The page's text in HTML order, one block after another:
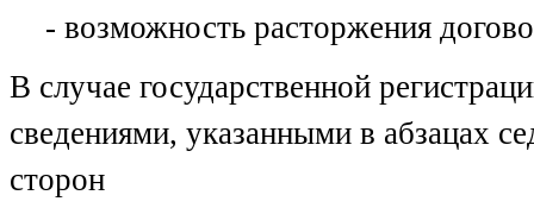
- возможность расторжения
В случае государственной
сведениями, указанными в абзацах
сторон